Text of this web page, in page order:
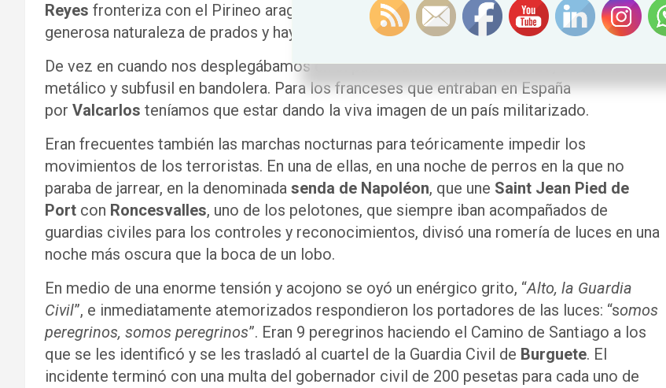
Reyes fronteriza con el Pirineo aragonés y con Francia, los escalofriantes desniveles y la
generosa naturaleza de prados y hayas.
De vez en cuando nos desplegábamos en el paso fronterizo deValcarlos, con casco
metálico y subfusil en bandolera. Para los franceses que entraban en España
por Valcarlos teníamos que estar dando la viva imagen de un país militarizado.
Eran frecuentes también las marchas nocturnas para teóricamente impedir los
movimientos de los terroristas. En una de ellas, en una noche de perros en la que no
paraba de jarrear, en la denominada senda de Napoléon, que une Saint Jean Pied de
Port con Roncesvalles, uno de los pelotones, que siempre iban acompañados de
guardias civiles para los controles y reconocimientos, divisó una romería de luces en una
noche más oscura que la boca de un lobo.
En medio de una enorme tensión y acojono se oyó un enérgico grito, “Alto, la Guardia
Civil”, e inmediatamente atemorizados respondieron los portadores de las luces: “somos
peregrinos, somos peregrinos”. Eran 9 peregrinos haciendo el Camino de Santiago a los
que se les identificó y se les trasladó al cuartel de la Guardia Civil de Burguete. El
incidente terminó con una multa del gobernador civil de 200 pesetas para cada uno de